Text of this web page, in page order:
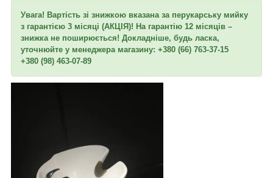
Увага! Вартість зі знижкою вказана за перукарську мийку
з гарантією 3 місяці (АКЦІЯ)! На гарантію 12 місяців –
знижка не поширюється! Докладніше, будь ласка,
уточнюйте у менеджера магазину: +380 (66) 763-37-15
+380 (98) 463-07-89